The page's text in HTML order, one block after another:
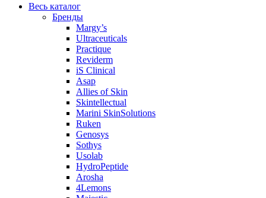
Весь каталог
Бренды
Margy’s
Ultraceuticals
Practique
Reviderm
iS Clinical
Asap
Allies of Skin
Skintellectual
Marini SkinSolutions
Ruken
Genosys
Sothys
Usolab
HydroPeptide
Arosha
4Lemons